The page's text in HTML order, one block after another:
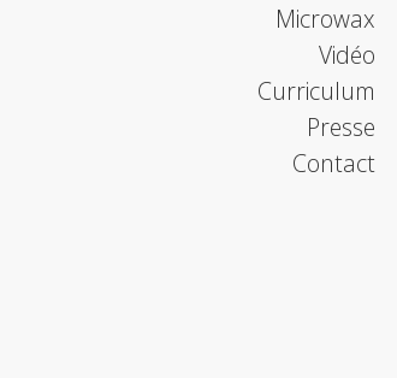
Microwax
Vidéo
Curriculum
Presse
Contact